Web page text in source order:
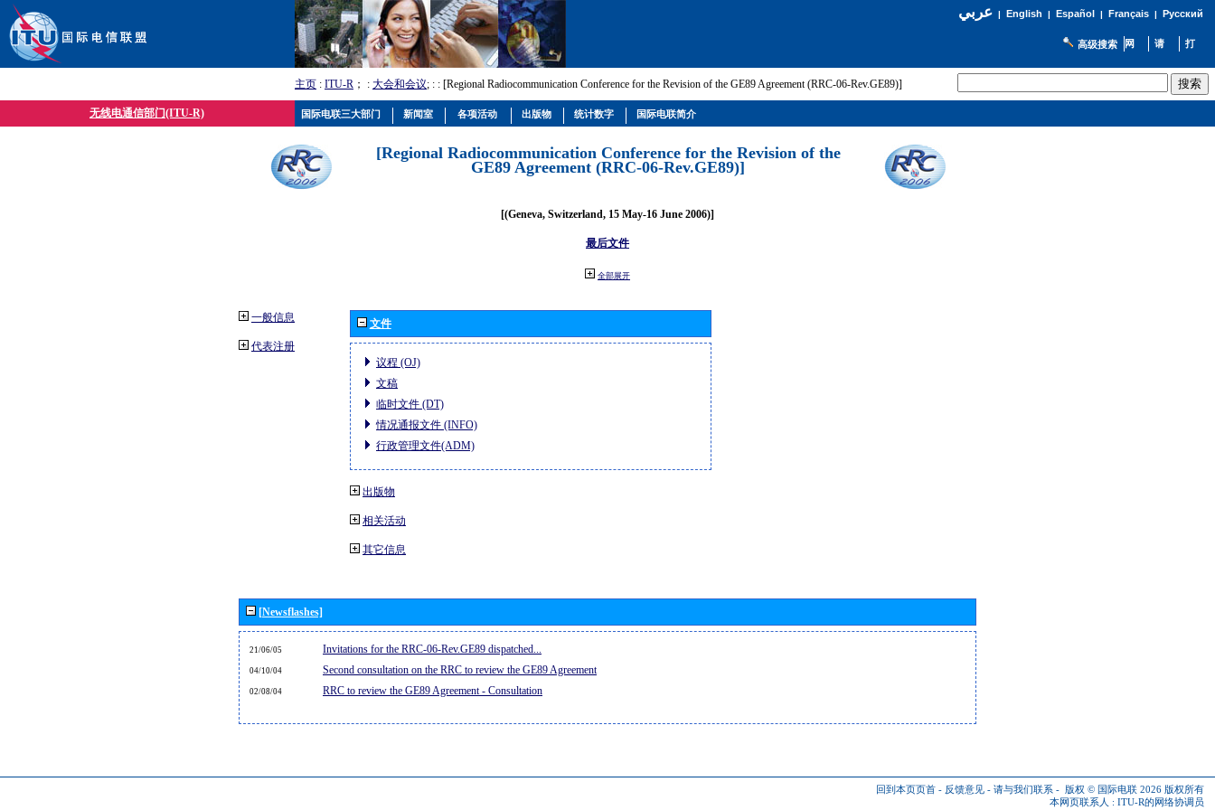
عربي| English | Español | Français| Русский
高级搜索
主页 : ITU-R ； : 大会和会议; : : [Regional Radiocommunication Conference for the Revision of the GE89 Agreement (RRC-06-Rev.GE89)]
无线电通信部门(ITU-R)
[Regional Radiocommunication Conference for the Revision of the
GE89 Agreement (RRC-06-Rev.GE89)]
[(Geneva, Switzerland, 15 May-16 June 2006)]
最后文件
全部展开
一般信息
代表注册
文件
议程 (OJ)
文稿
临时文件 (DT)
情况通报文件 (INFO)
行政管理文件(ADM)
出版物
相关活动
其它信息
[Newsflashes]
21/06/05 Invitations for the RRC-06-Rev.GE89 dispatched...
04/10/04 Second consultation on the RRC to review the GE89 Agreement
02/08/04 RRC to review the GE89 Agreement - Consultation
回到本页页首 - 反馈意见 - 请与我们联系 - 版权 © 国际电联 2026 版权所有
本网页联系人 : ITU-R的网络协调员
国际电联三大部门 新闻室 各项活动 出版物 统计数字 国际电联简介